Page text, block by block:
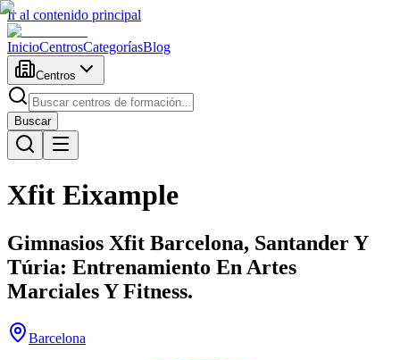
Ir al contenido principal
InicioCentrosCategoríasBlog
Centros
Buscar
Xfit Eixample
Gimnasios Xfit Barcelona, Santander Y
Túria: Entrenamiento En Artes
Marciales Y Fitness.
Barcelona